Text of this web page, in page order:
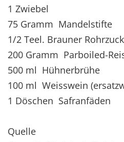
1 Zwiebel
75 Gramm Mandelstifte
1/2 Teel. Brauner
200 Gramm Parboiled-
500 ml Hühnerbrühe
100 ml Weisswein
1 Döschen Safranfäden
Quelle